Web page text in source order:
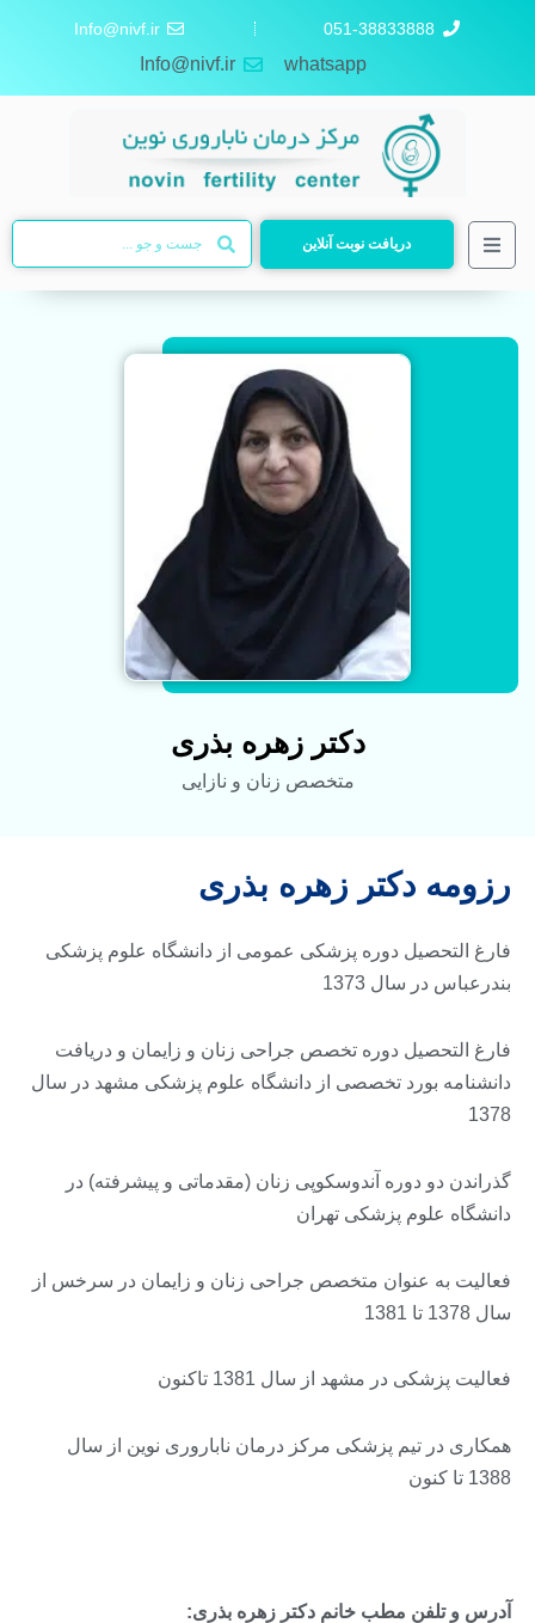
051-38833888
Info@nivf.ir
whatsapp
Info@nivf.ir
دریافت نوبت آنلاین
دکتر زهره بذری
متخصص زنان و نازایی
رزومه دکتر زهره بذری
فارغ التحصیل دوره پزشکی عمومی از دانشگاه علوم پزشکی
بندرعباس در سال 1373
فارغ التحصیل دوره تخصص جراحی زنان و زایمان و دریافت
دانشنامه بورد تخصصی از دانشگاه علوم پزشکی مشهد در سال
1378
گذراندن دو دوره آندوسکوپی زنان (مقدماتی و پیشرفته) در
دانشگاه علوم پزشکی تهران
فعالیت به عنوان متخصص جراحی زنان و زایمان در سرخس از
سال 1378 تا 1381
فعالیت پزشکی در مشهد از سال 1381 تاکنون
همکاری در تیم پزشکی مرکز درمان ناباروری نوین از سال
1388 تا کنون
آدرس و تلفن مطب خانم دکتر زهره بذری: